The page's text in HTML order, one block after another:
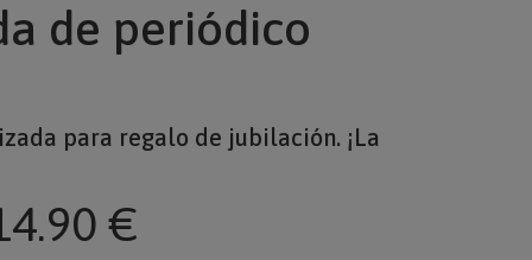
de periódico
para regalo de jubilación. ¡La
€